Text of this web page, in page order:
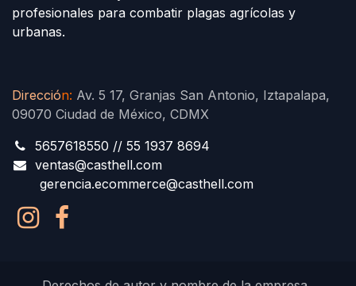
profesionales para combatir plagas agrícolas y
urbanas.
Dirección: Av. 5 17, Granjas San Antonio, Iztapalapa,
09070 Ciudad de México, CDMX
5657618550 // 55 1937 8694
ventas@casthell.com
gerencia.ecommerce@casthell.com